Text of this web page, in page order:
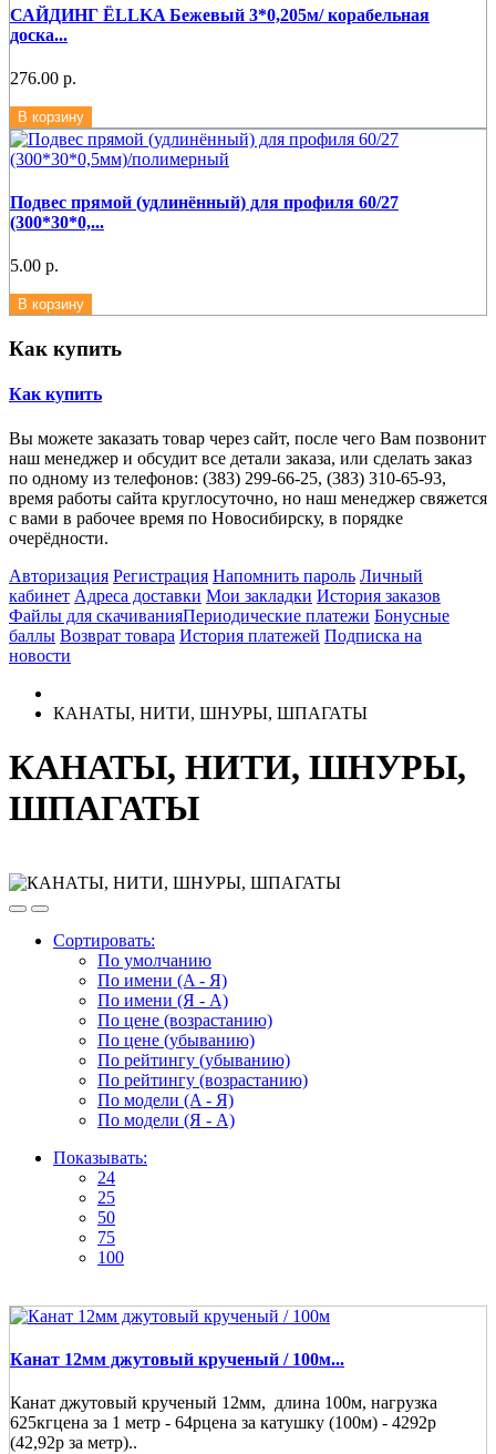
САЙДИНГ ЁLLKA Бежевый 3*0,205м/ корабельная
доска...
276.00 р.
В корзину
Подвес прямой (удлинённый) для профиля 60/27
(300*30*0,...
5.00 р.
В корзину
Как купить
Как купить
Вы можете заказать товар через сайт, после чего Вам позвонит
наш менеджер и обсудит все детали заказа, или сделать заказ
по одному из телефонов: (383) 299-66-25, (383) 310-65-93,
время работы сайта круглосуточно, но наш менеджер свяжется
с вами в рабочее время по Новосибирску, в порядке
очерёдности.
Авторизация Регистрация Напомнить пароль Личный
кабинет Адреса доставки Мои закладки История заказов
Файлы для скачиванияПериодические платежи Бонусные
баллы Возврат товара История платежей Подписка на
новости
КАНАТЫ, НИТИ, ШНУРЫ, ШПАГАТЫ
КАНАТЫ, НИТИ, ШНУРЫ,
ШПАГАТЫ
Сортировать:
По умолчанию
По имени (A - Я)
По имени (Я - A)
По цене (возрастанию)
По цене (убыванию)
По рейтингу (убыванию)
По рейтингу (возрастанию)
По модели (A - Я)
По модели (Я - A)
Показывать:
24
25
50
75
100
Канат 12мм джутовый крученый / 100м...
Канат джутовый крученый 12мм, длина 100м, нагрузка
625кгцена за 1 метр - 64рцена за катушку (100м) - 4292р
(42,92р за метр)..